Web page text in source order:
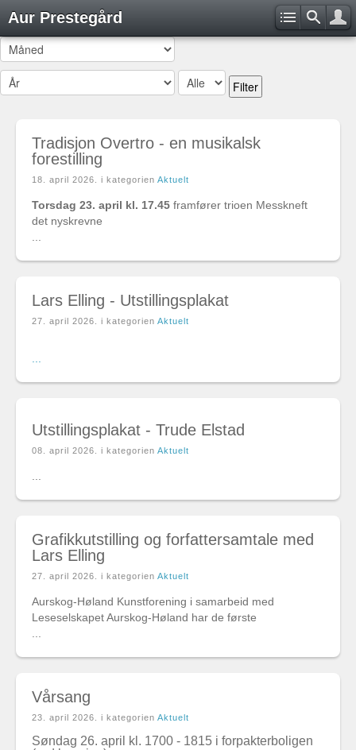
Aur Prestegård
Filter
Tradisjon Overtro - en musikalsk
forestilling
18. april 2026 . i kategorien Aktuelt
Torsdag 23. april kl. 17.45 framfører trioen Messkneft
det nyskrevne
Lars Elling - Utstillingsplakat
27. april 2026 . i kategorien Aktuelt
Utstillingsplakat - Trude Elstad
08. april 2026 . i kategorien Aktuelt
Grafikkutstilling og forfattersamtale med
Lars Elling
27. april 2026 . i kategorien Aktuelt
Aurskog-Høland Kunstforening i samarbeid med
Leseselskapet Aurskog-Høland har de første
Vårsang
23. april 2026 . i kategorien Aktuelt
Søndag 26. april kl. 1700 - 1815 i forpakterboligen